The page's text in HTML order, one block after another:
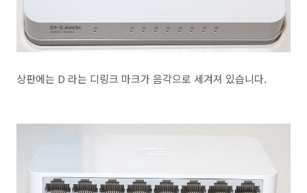
상판에는 D 라는 디링크 마크가 음각으로 세겨져 있습니다.